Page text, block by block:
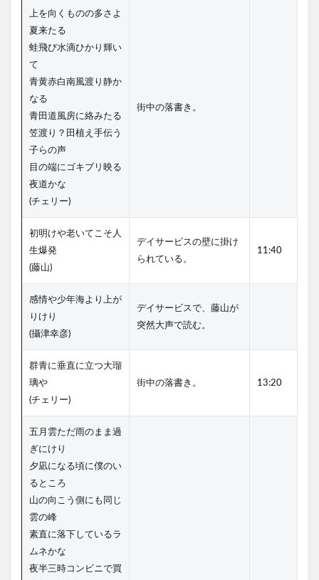
上を向くものの多さよ
夏来たる
蛙飛び水滴ひかり輝い
て
青黄赤白南風渡り静か
なる
青田道風房に絡みたる
笠渡り？田植え手伝う
子らの声
目の端にゴキブリ映る
夜道かな
(チェリー)
街中の落書き。
初明けや老いてこそ人
生爆発
(藤山)
デイサービスの壁に掛け
られている。
11:40
感情や少年海より上が
りけり
(攝津幸彦)
デイサービスで、藤山が
突然大声で読む。
群青に垂直に立つ大瑠
璃や
(チェリー)
街中の落書き。 13:20
五月雲ただ雨のまま過
ぎにけり
夕凪になる頃に僕のい
るところ
山の向こう側にも同じ
雲の峰
素直に落下しているラ
ムネかな
夜半三時コンビニで買